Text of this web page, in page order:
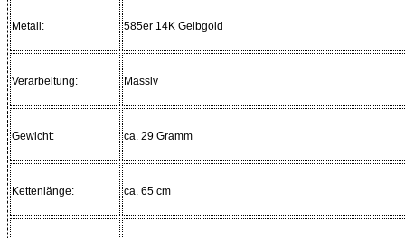
Metall: 585er 14K Gelbgold
Verarbeitung: Massiv
Gewicht: ca. 29 Gramm
Kettenlänge: ca. 65 cm